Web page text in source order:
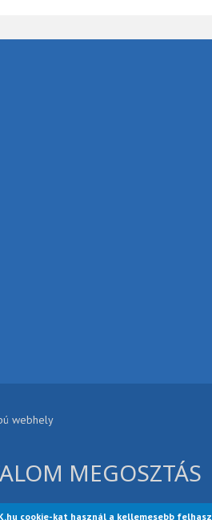
cookie-kat használ a kellemesebb
webhely
MEGOSZTÁS